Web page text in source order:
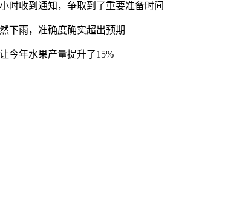
时收到通知，争取到了重要准备时间
下雨，准确度确实超出预期
今年水果产量提升了15%